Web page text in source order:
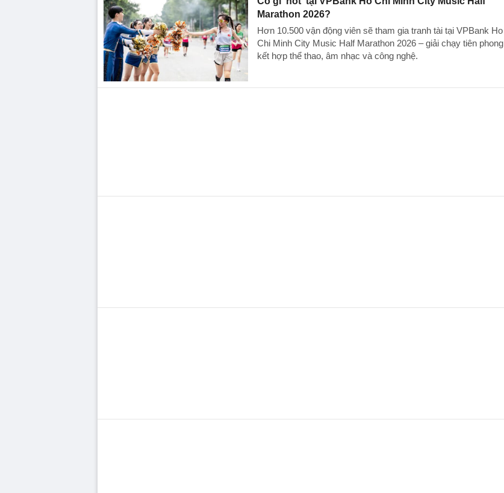
Marathon 2026?
Hơn 10.500 vận động viên sẽ tham gia tranh tài tại VPBank Ho
Chi Minh City Music Half Marathon 2026 – giải chạy tiên phong
kết hợp thể thao, âm nhạc và công nghệ.